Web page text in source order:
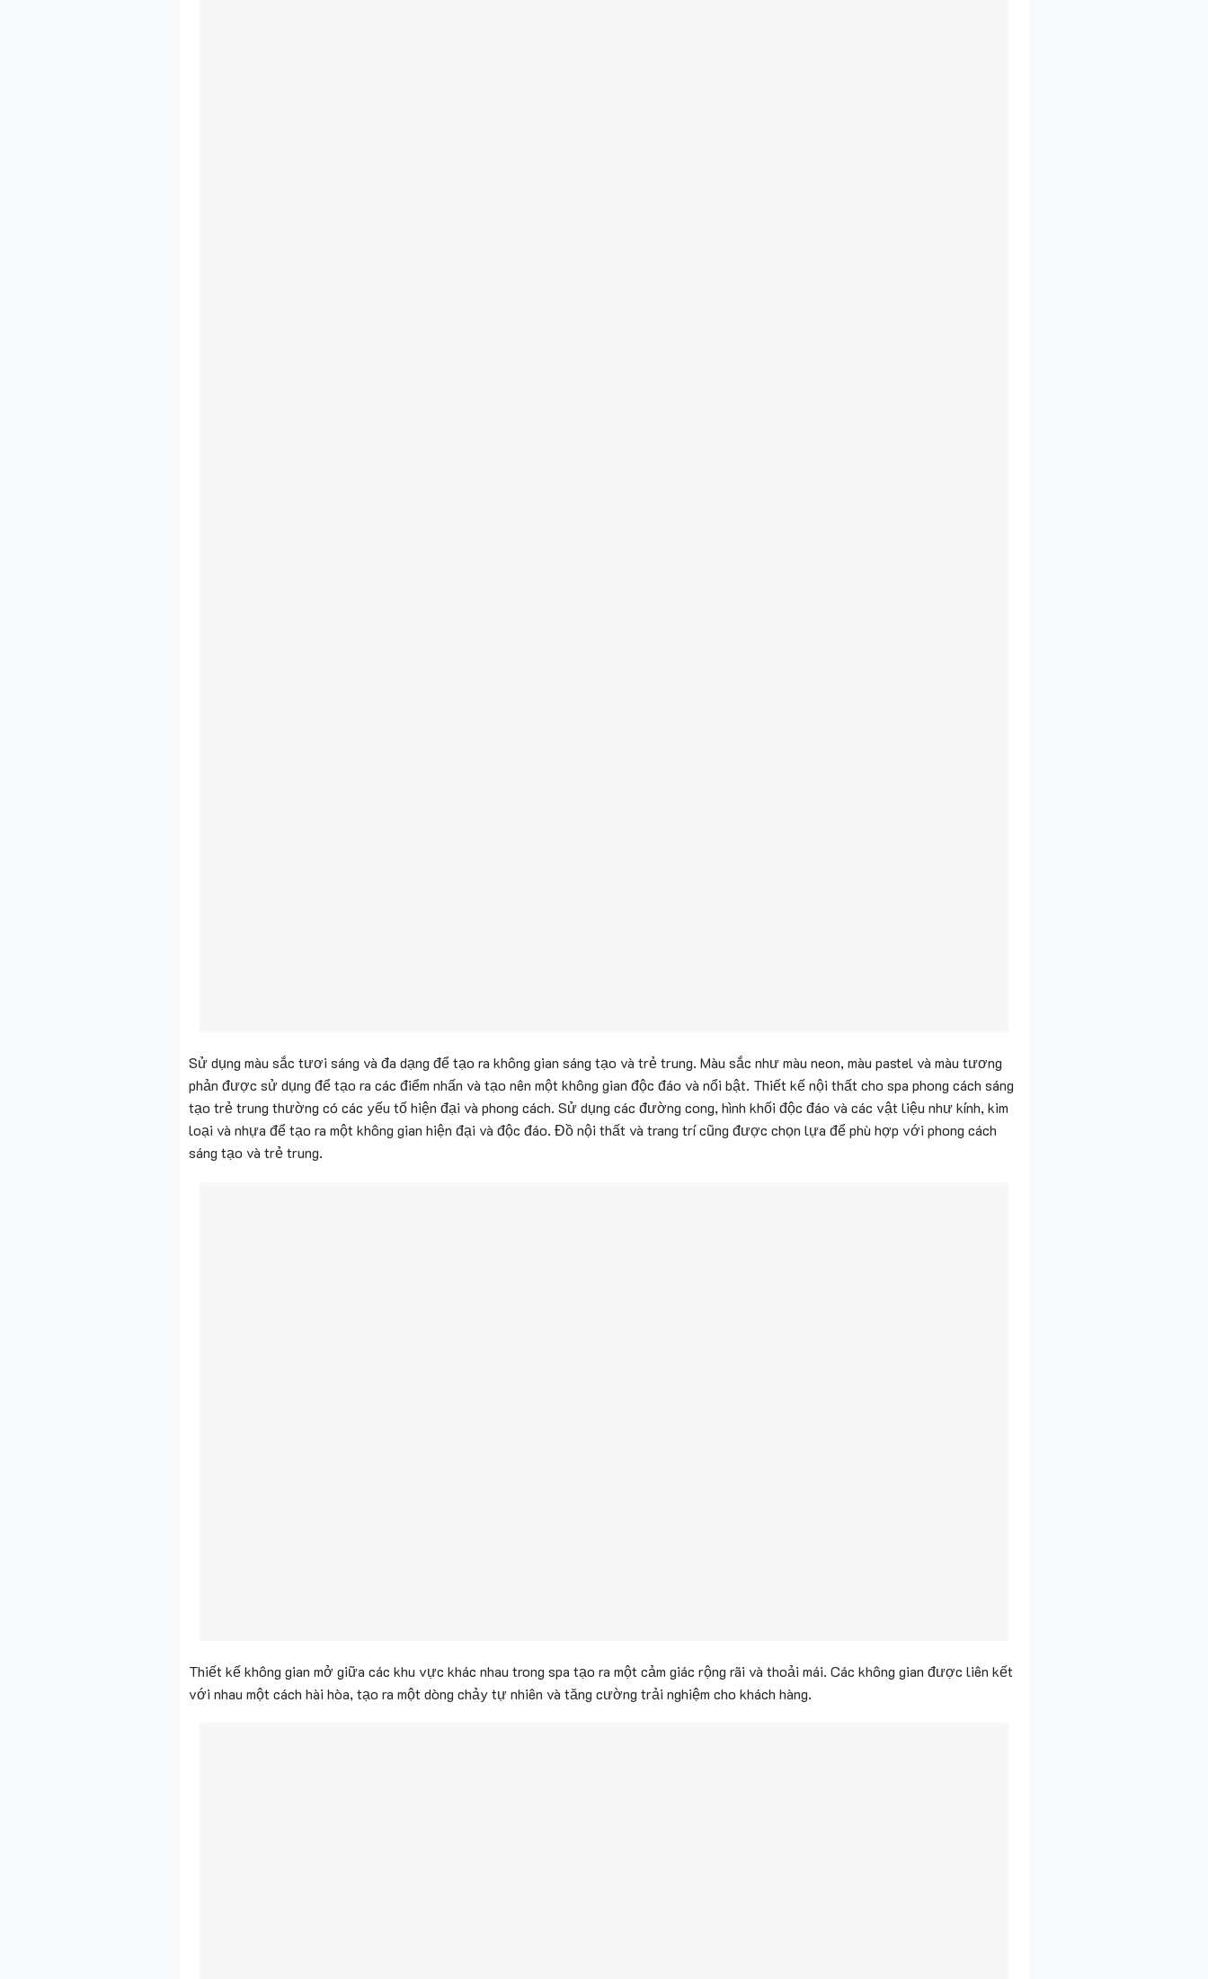
Sử dụng màu sắc tươi sáng và đa dạng để tạo ra không gian sáng tạo và trẻ trung. Màu sắc như màu neon, màu pastel và màu tương
phản được sử dụng để tạo ra các điểm nhấn và tạo nên một không gian độc đáo và nổi bật. Thiết kế nội thất cho spa phong cách sáng
tạo trẻ trung thường có các yếu tố hiện đại và phong cách. Sử dụng các đường cong, hình khối độc đáo và các vật liệu như kính, kim
loại và nhựa để tạo ra một không gian hiện đại và độc đáo. Đồ nội thất và trang trí cũng được chọn lựa để phù hợp với phong cách
sáng tạo và trẻ trung.
Thiết kế không gian mở giữa các khu vực khác nhau trong spa tạo ra một cảm giác rộng rãi và thoải mái. Các không gian được liên kết
với nhau một cách hài hòa, tạo ra một dòng chảy tự nhiên và tăng cường trải nghiệm cho khách hàng.